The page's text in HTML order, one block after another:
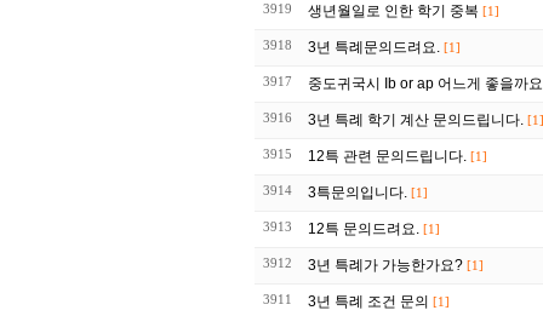
3919 생년월일로 인한 학기 중복 [1]
3918 3년 특례문의드려요. [1]
3917 중도귀국시 Ib or ap 어느게 좋을까
3916 3년 특례 학기 계산 문의드립니다. [1]
3915 12특 관련 문의드립니다. [1]
3914 3특문의입니다. [1]
3913 12특 문의드려요. [1]
3912 3년 특례가 가능한가요? [1]
3911 3년 특례 조건 문의 [1]